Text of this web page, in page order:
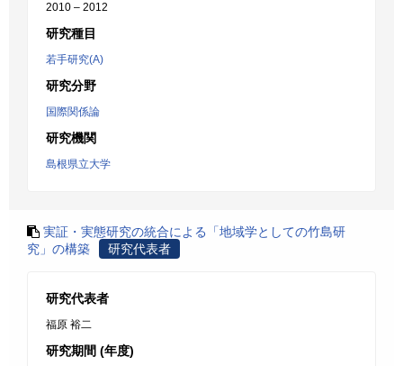
2010 – 2012
研究種目
若手研究(A)
研究分野
国際関係論
研究機関
島根県立大学
実証・実態研究の統合による「地域学としての竹島研
究」の構築
研究代表者
研究代表者
福原 裕二
研究期間 (年度)